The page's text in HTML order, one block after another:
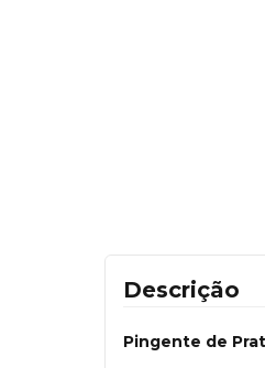
Descrição
Pingente de